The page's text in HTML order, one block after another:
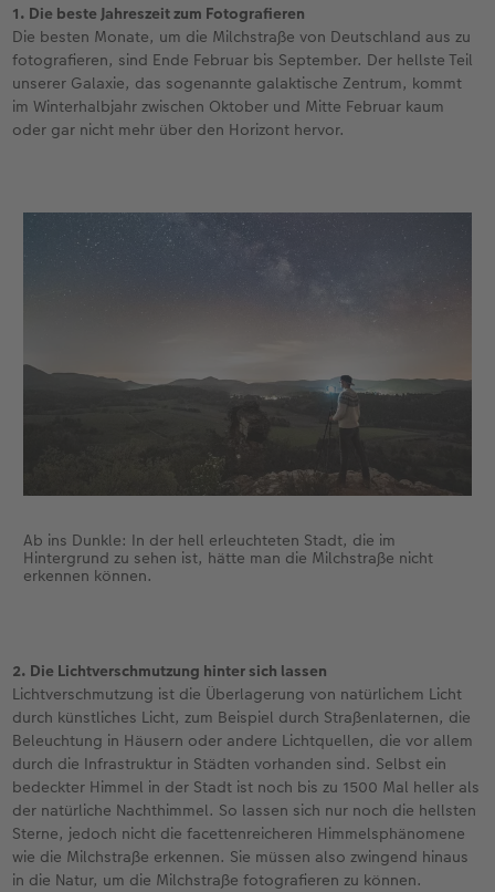
1. Die beste Jahreszeit zum Fotografieren
Die besten Monate, um die Milchstraße von Deutschland aus zu
fotografieren, sind Ende Februar bis September. Der hellste Teil
unserer Galaxie, das sogenannte galaktische Zentrum, kommt
im Winterhalbjahr zwischen Oktober und Mitte Februar kaum
oder gar nicht mehr über den Horizont hervor.
Ab ins Dunkle: In der hell erleuchteten Stadt, die im
Hintergrund zu sehen ist, hätte man die Milchstraße nicht
erkennen können.
2. Die Lichtverschmutzung hinter sich lassen
Lichtverschmutzung ist die Überlagerung von natürlichem Licht
durch künstliches Licht, zum Beispiel durch Straßenlaternen, die
Beleuchtung in Häusern oder andere Lichtquellen, die vor allem
durch die Infrastruktur in Städten vorhanden sind. Selbst ein
bedeckter Himmel in der Stadt ist noch bis zu 1500 Mal heller als
der natürliche Nachthimmel. So lassen sich nur noch die hellsten
Sterne, jedoch nicht die facettenreicheren Himmelsphänomene
wie die Milchstraße erkennen. Sie müssen also zwingend hinaus
in die Natur, um die Milchstraße fotografieren zu können.